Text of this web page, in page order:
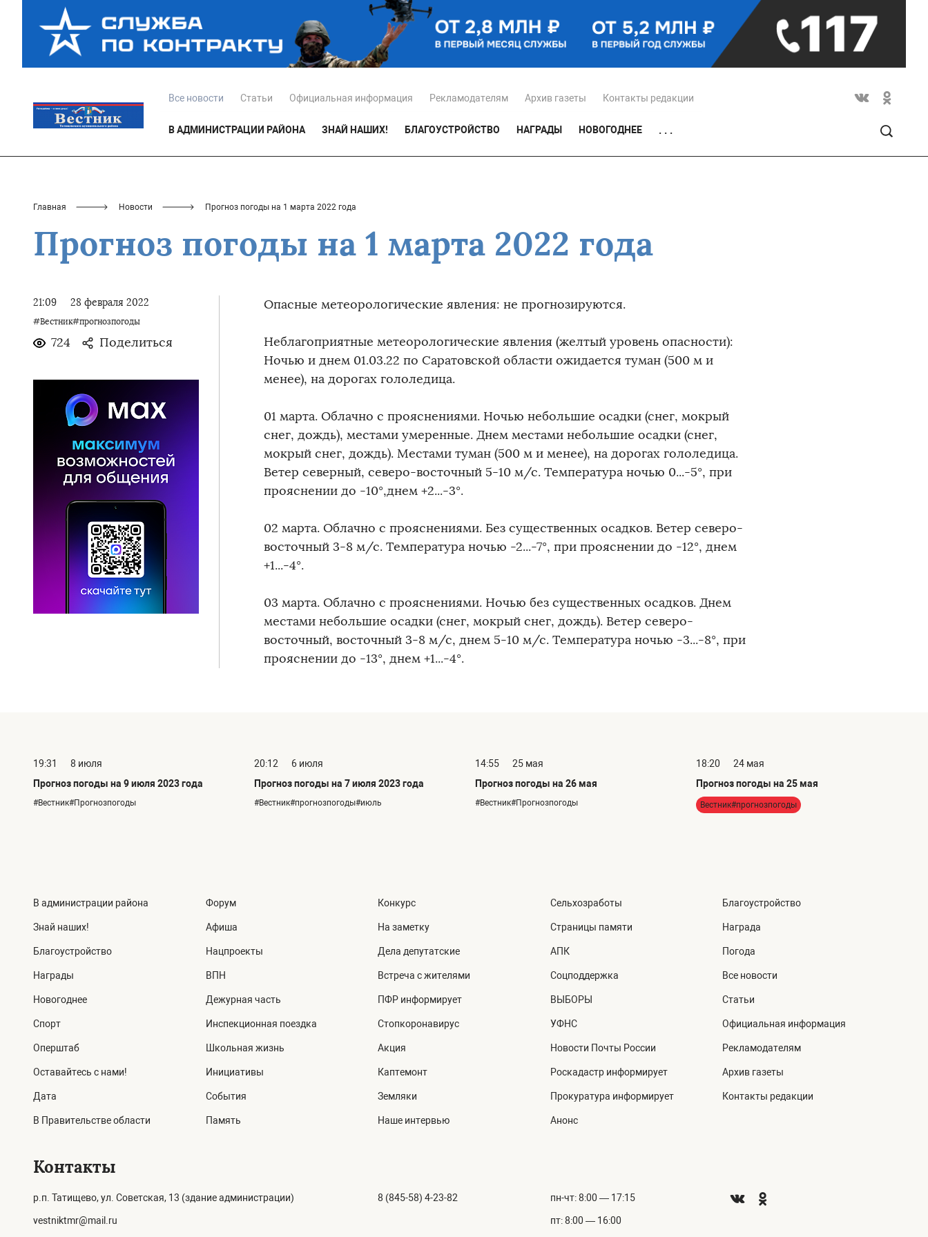
Все новости Статьи Официальная информация Рекламодателям Архив газеты Контакты редакции
В АДМИНИСТРАЦИИ РАЙОНА ЗНАЙ НАШИХ! БЛАГОУСТРОЙСТВО НАГРАДЫ НОВОГОДНЕЕ . . .
Главная Новости Прогноз погоды на 1 марта 2022 года
Прогноз погоды на 1 марта 2022 года
21:09 28 февраля 2022
#Вестник#прогнозпогоды
724 Поделиться
Опасные метеорологические явления: не прогнозируются.
Неблагоприятные метеорологические явления (желтый уровень опасности):
Ночью и днем 01.03.22 по Саратовской области ожидается туман (500 м и
менее), на дорогах гололедица.
01 марта. Облачно с прояснениями. Ночью небольшие осадки (снег, мокрый
снег, дождь), местами умеренные. Днем местами небольшие осадки (снег,
мокрый снег, дождь). Местами туман (500 м и менее), на дорогах гололедица.
Ветер северный, северо-восточный 5-10 м/с. Температура ночью 0...-5°, при
прояснении до -10°,днем +2...-3°.
02 марта. Облачно с прояснениями. Без существенных осадков. Ветер северо-
восточный 3-8 м/с. Температура ночью -2...-7°, при прояснении до -12°, днем
+1...-4°.
03 марта. Облачно с прояснениями. Ночью без существенных осадков. Днем
местами небольшие осадки (снег, мокрый снег, дождь). Ветер северо-
восточный, восточный 3-8 м/с, днем 5-10 м/с. Температура ночью -3...-8°, при
прояснении до -13°, днем +1...-4°.
19:31
8 июля
Прогноз погоды на 9 июля 2023 года
#Вестник#Прогнозпогоды
20:12
6 июля
Прогноз погоды на 7 июля 2023 года
#Вестник#прогнозпогоды#июль
14:55
25 мая
Прогноз погоды на 26 мая
#Вестник#Прогнозпогоды
18:20
24 мая
Прогноз погоды на 25 мая
Вестник#прогнозпогоды
В администрации района
Знай наших!
Благоустройство
Награды
Новогоднее
Спорт
Оперштаб
Оставайтесь с нами!
Дата
В Правительстве области
Форум
Афиша
Нацпроекты
ВПН
Дежурная часть
Инспекционная поездка
Школьная жизнь
Инициативы
События
Память
Конкурс
На заметку
Дела депутатские
Встреча с жителями
ПФР информирует
Стопкоронавирус
Акция
Каптемонт
Земляки
Наше интервью
Сельхозработы
Страницы памяти
АПК
Соцподдержка
ВЫБОРЫ
УФНС
Новости Почты России
Роскадастр информирует
Прокуратура информирует
Анонс
Благоустройство
Награда
Погода
Все новости
Статьи
Официальная информация
Рекламодателям
Архив газеты
Контакты редакции
Контакты
р.п. Татищево, ул. Советская, 13 (здание администрации)
vestniktmr@mail.ru
8 (845-58) 4-23-82 пн-чт: 8:00 — 17:15
пт: 8:00 — 16:00